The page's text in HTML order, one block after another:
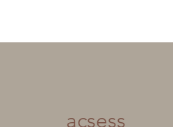
acsess